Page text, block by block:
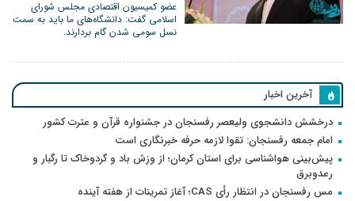
عضو کمیسیون اقتصادی مجلس شورای
اسلامی گفت: دانشگاه‌های ما باید به سمت
نسل سومی شدن گام بردارند.
آخرین اخبار
درخشش دانشجوی ولیعصر رفسنجان در جشنواره قرآن و عترت کشور
امام جمعه رفسنجان: تقوا لازمه حرفه خبرنگاری است
پیش‌بینی هواشناسی برای استان کرمان؛ از وزش باد و گردوخاک تا رگبار و
رعدوبرق
مس رفسنجان در انتظار رأی CAS؛ آغاز تمرینات از هفته آینده